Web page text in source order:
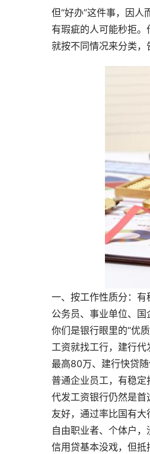
但“好办”这件事，因
有瑕疵的人可能秒拒。
就按不同情况来分类，
一、按工作性质分：
公务员、事业单位、国
你们是银行眼里的“优
工资就找工行，建行
最高80万、建行快贷随
普通企业员工，有稳定
代发工资银行仍然是
友好，通过率比国有大
自由职业者、个体户，
信用贷基本没戏，但